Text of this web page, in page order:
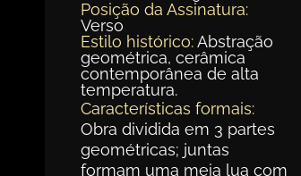
Posição da Assinatura:
Verso
Estilo histórico:Abstração
geométrica, cerâmica
contemporânea de alta
temperatura.
Características formais:
Obra dividida em 3 partes
geométricas; juntas
formam uma meia lua com